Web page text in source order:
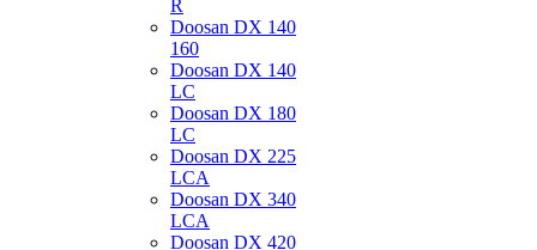
R
Doosan DX 140
160
Doosan DX 140
LC
Doosan DX 180
LC
Doosan DX 225
LCA
Doosan DX 340
LCA
Doosan DX 420